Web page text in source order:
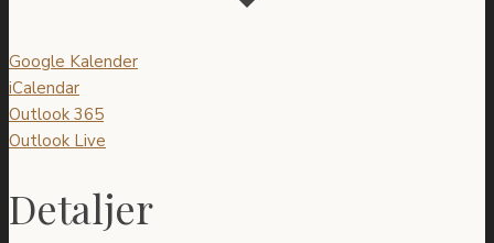
Google Kalender
iCalendar
Outlook 365
Outlook Live
Detaljer